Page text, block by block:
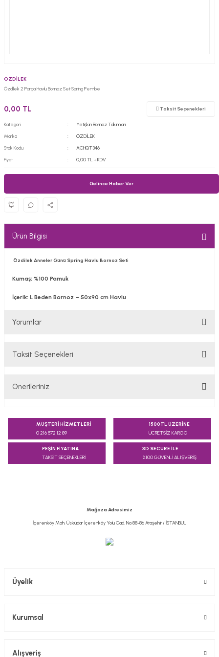
ÖZDİLEK
Özdilek 2 Parça Havlu Bornoz Set Spring Pembe
0,00 TL Taksit Seçenekleri
Kategori
Yetişkin Bornoz Takımları
Marka
ÖZDİLEK
Stok Kodu
ACHQT346
Fiyat
0,00 TL + KDV
Gelince Haber Ver
Ürün Bilgisi
Özdilek Anneler Günü Spring Havlu Bornoz Seti
Kumaş: %100 Pamuk
İçerik: L Beden Bornoz – 50x90 cm Havlu
Yorumlar
Taksit Seçenekleri
Önerileriniz
konularda yetersiz gördüğünüz noktaları öneri formunu
kullanarak tarafımıza iletebilirsiniz.
Ürün resmi kalitesiz, bozuk veya görüntülenemiyor.
MÜŞTERİ HİZMETLERİ
0 216 572 12 89
1500TL ÜZERİNE
ÜCRETSİZ KARGO
PEŞİN FİYATINA
TAKSİT SEÇENEKLERİ
3D SECURE İLE
%100 GÜVENLİ ALIŞVERİŞ
Mağaza Adresimiz
İçerenköy Mah. Üsküdar İçerenköy Yolu Cad. No:88-86 Ataşehir / İSTANBUL
Üyelik
Kurumsal
Alışveriş